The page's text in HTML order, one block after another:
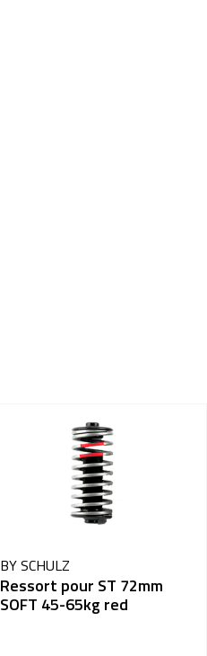
BY SCHULZ
Ressort pour ST 72mm
SOFT 45-65kg red